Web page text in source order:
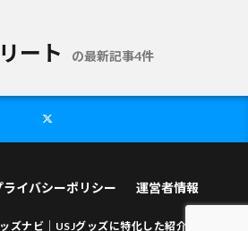
ート の最新記事4件
ライバシーポリシー 運営者情報
ズナビ｜USJグッズに特化した紹介サイト